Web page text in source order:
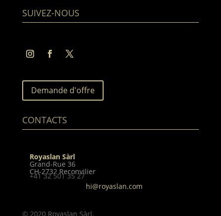
SUIVEZ-NOUS
Demande d'offre
CONTACTS
Royaslan Sàrl
Grand-Rue 36
CH-2732 Reconvilier
+41 32 501 35 27
hi@royaslan.com
© 2020 Royaslan Sàrl.